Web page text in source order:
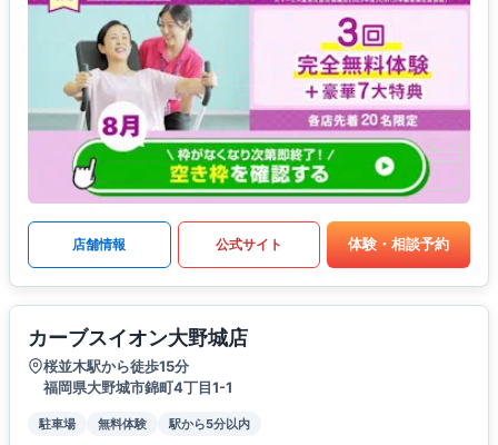
店舗情報 公式サイト 体験・相談予約
カーブスイオン大野城店
桜並木駅から徒歩15分
福岡県大野城市錦町4丁目1-1
駐車場 無料体験 駅から5分以内